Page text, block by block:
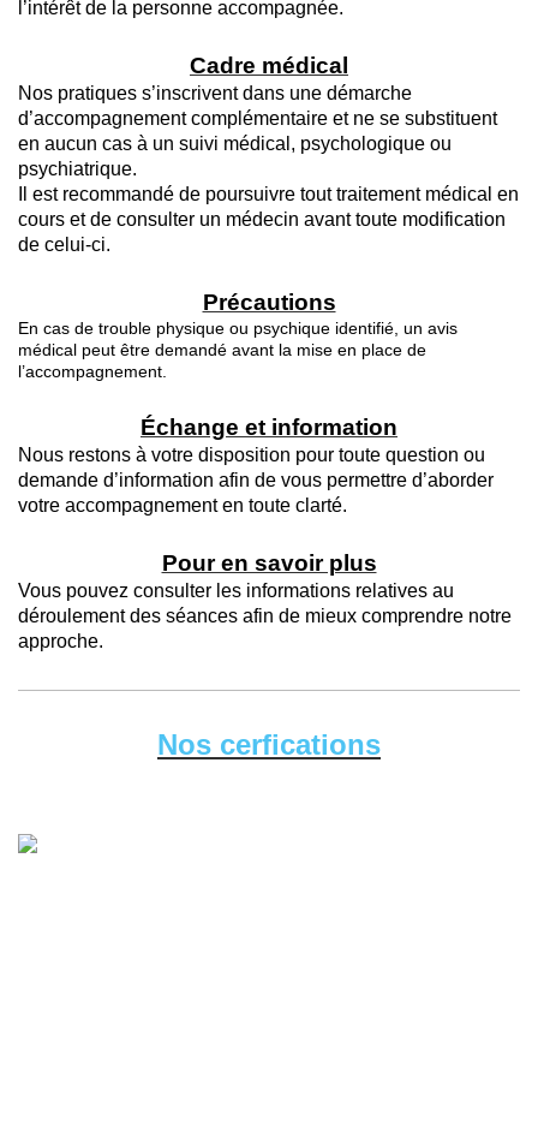
l’intérêt de la personne accompagnée.
Cadre médical
Nos pratiques s’inscrivent dans une démarche
d’accompagnement complémentaire et ne se substituent
en aucun cas à un suivi médical, psychologique ou
psychiatrique.
Il est recommandé de poursuivre tout traitement médical en
cours et de consulter un médecin avant toute modification
de celui-ci.
Précautions
En cas de trouble physique ou psychique identifié, un avis
médical peut être demandé avant la mise en place de
l’accompagnement.
Échange et information
Nous restons à votre disposition pour toute question ou
demande d’information afin de vous permettre d’aborder
votre accompagnement en toute clarté.
Pour en savoir plus
Vous pouvez consulter les informations relatives au
déroulement des séances afin de mieux comprendre notre
approche.
Nos cerfications